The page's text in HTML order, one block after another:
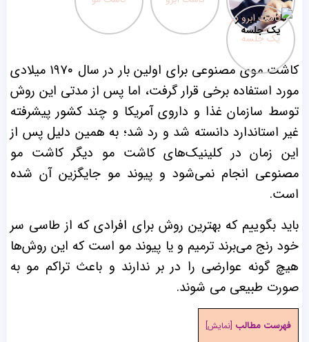
کاشت ابرو در
یک جلسه
کاشت موی مصنوعی برای اولین بار در سال ۱۹۷۰ میلادی
مورد استفاده برخی قرار گرفت، اما پس از مدتی این روش
توسط سازمان غذا و داروی آمریکا و چند کشور پیشرفته
غیر استاندارد دانسته شد و رد شد؛ به همین دلیل پس از
این زمان در کلینیک‌های کاشت مو دیگر کاشت مو
مصنوعی انجام نمی‌شود و پیوند مو جایگزین آن شده
است.
باید بگوییم که بهترین روش برای افرادی که از طاسی سر
خود رنج می‌برند ترمیم و یا پیوند مو است که این روش‌ها
هیچ گونه عوارضی را در بر ندارند و باعث تراکم مو به
صورت طبیعی می شوند.
فهرست مطالب [نمایش]